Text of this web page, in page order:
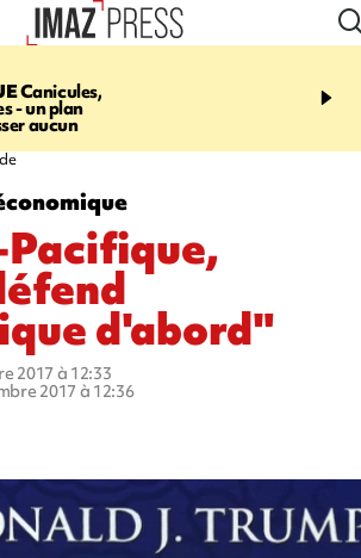
Canicules,
- un plan
aucun
12:03
commerciales - 160
pour 10 jours de
d'abord"
2017 à 12:33
2017 à 12:36